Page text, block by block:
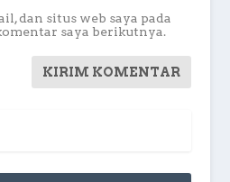
dan situs web saya pada
saya berikutnya.